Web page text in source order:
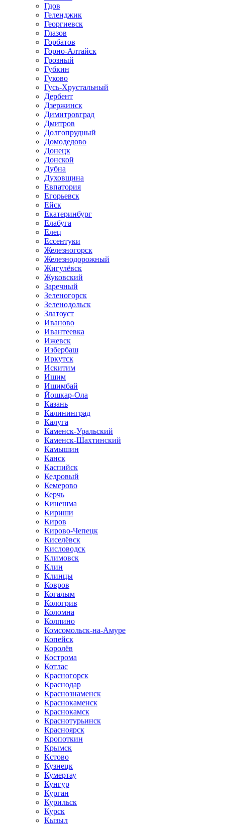
Гдов
Геленджик
Георгиевск
Глазов
Горбатов
Горно-Алтайск
Грозный
Губкин
Гуково
Гусь-Хрустальный
Дербент
Дзержинск
Димитровград
Дмитров
Долгопрудный
Домодедово
Донецк
Донской
Дубна
Духовщина
Евпатория
Егорьевск
Ейск
Екатеринбург
Елабуга
Елец
Ессентуки
Железногорск
Железнодорожный
Жигулёвск
Жуковский
Заречный
Зеленогорск
Зеленодольск
Златоуст
Иваново
Ивантеевка
Ижевск
Избербаш
Иркутск
Искитим
Ишим
Ишимбай
Йошкар-Ола
Казань
Калининград
Калуга
Каменск-Уральский
Каменск-Шахтинский
Камышин
Канск
Каспийск
Кедровый
Кемерово
Керчь
Кинешма
Кириши
Киров
Кирово-Чепецк
Киселёвск
Кисловодск
Климовск
Клин
Клинцы
Ковров
Когалым
Кологрив
Коломна
Колпино
Комсомольск-на-Амуре
Копейск
Королёв
Кострома
Котлас
Красногорск
Краснодар
Краснознаменск
Краснокаменск
Краснокамск
Краснотурьинск
Красноярск
Кропоткин
Крымск
Кстово
Кузнецк
Кумертау
Кунгур
Курган
Курильск
Курск
Кызыл